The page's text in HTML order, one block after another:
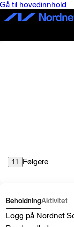
Gå til hovedinnhold
11 Følgere
BeholdningAktivitet
Logg på Nordnet